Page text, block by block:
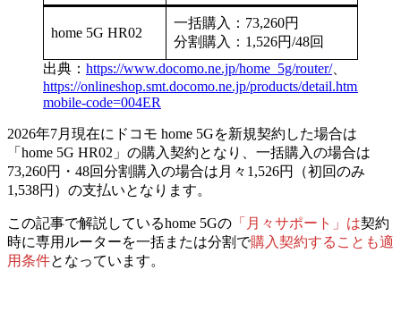
home 5G HR02
一括購入：73,260円
分割購入：1,526円/48回
出典： https://www.docomo.ne.jp/home_5g/router/、
https://onlineshop.smt.docomo.ne.jp/products/detail.html?
mobile-code=004ER
2026年7月現在にドコモ home 5Gを新規契約した場合は
「home 5G HR02」の購入契約となり、一括購入の場合は
73,260円・48回分割購入の場合は月々1,526円（初回のみ
1,538円）の支払いとなります。
この記事で解説しているhome 5Gの 「月々サポート」は契約
時に専用ルーターを一括または分割で購入契約することも適
用条件となっています。